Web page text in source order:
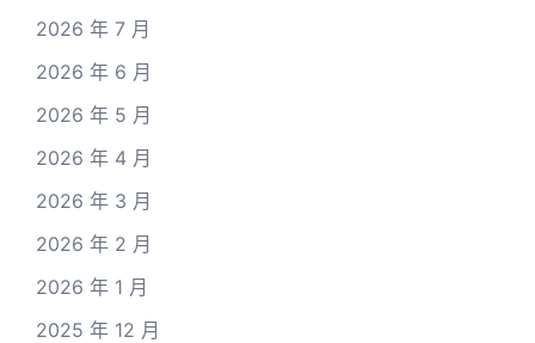
2026 年 7 月
2026 年 6 月
2026 年 5 月
2026 年 4 月
2026 年 3 月
2026 年 2 月
2026 年 1 月
2025 年 12 月